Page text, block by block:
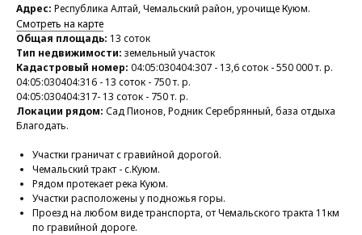
Адрес: Республика Алтай, Чемальский район, урочище Куюм.
Смотреть на карте
Общая площадь: 13 соток
Тип недвижимости: земельный участок
Кадастровый номер: 04:05:030404:307 - 13,6 соток - 550 000 т. р.
04:05:030404:316 - 13 соток - 750 т. р.
04:05:030404:317- 13 соток - 750 т. р.
Локации рядом: Сад Пионов, Родник Серебрянный, база отдыха
Благодать.
Участки граничат с гравийной дорогой.
Чемальский тракт - с.Куюм.
Рядом протекает река Куюм.
Участки расположены у подножья горы.
Проезд на любом виде транспорта, от Чемальского тракта 11км
по гравийной дороге.